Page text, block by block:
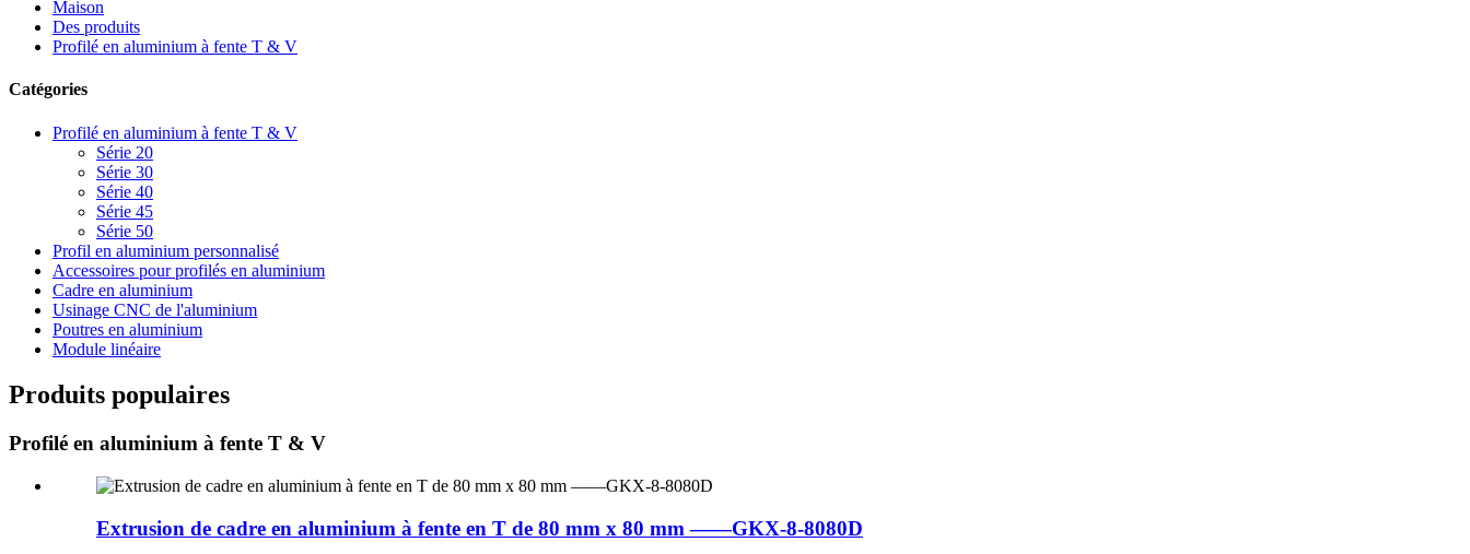
Maison
Des produits
Profilé en aluminium à fente T & V
Catégories
Profilé en aluminium à fente T & V
Série 20
Série 30
Série 40
Série 45
Série 50
Profil en aluminium personnalisé
Accessoires pour profilés en aluminium
Cadre en aluminium
Usinage CNC de l'aluminium
Poutres en aluminium
Module linéaire
Produits populaires
Profilé en aluminium à fente T & V
Extrusion de cadre en aluminium à fente en T de 80 mm x 80 mm ——GKX-8-8080D